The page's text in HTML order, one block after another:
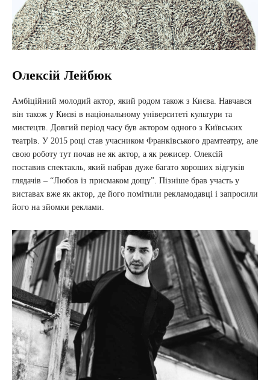
Олексій Лейбюк
Амбіційний молодий актор, який родом також з Києва. Навчався
він також у Києві в національному університеті культури та
мистецтв. Довгий період часу був актором одного з Київських
театрів. У 2015 році став учасником Франківського драмтеатру, але
свою роботу тут почав не як актор, а як режисер. Олексій
поставив спектакль, який набрав дуже багато хороших відгуків
глядачів – “Любов із присмаком дощу”. Пізніше брав участь у
виставах вже як актор, де його помітили рекламодавці і запросили
його на зйомки реклами.